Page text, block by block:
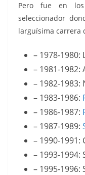
Pero fue en
seleccionador
larguísima carrera
– 1978-1980:
– 1981-
– 1982-
– 1983-1986:
– 1986-1987:
– 1987-1989:
– 1990-1991:
– 1993-1994:
– 1995-1996: